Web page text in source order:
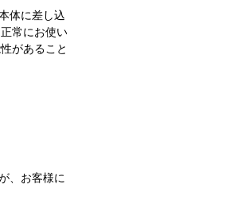
体に差し込
常にお使い
があること
、お客様に